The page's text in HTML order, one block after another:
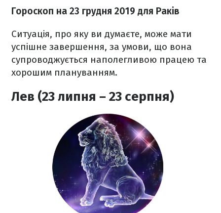
Гороскоп на 23 грудня 2019 для Раків
Ситуація, про яку ви думаєте, може мати
успішне завершення, за умови, що вона
супроводжується наполегливою працею та
хорошим плануванням.
Лев (23 липня – 23 серпня)